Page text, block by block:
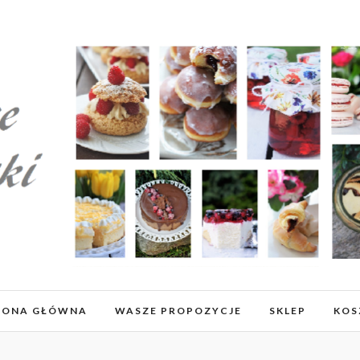
GŁÓWNA WASZE PROPOZYCJE SKLEP